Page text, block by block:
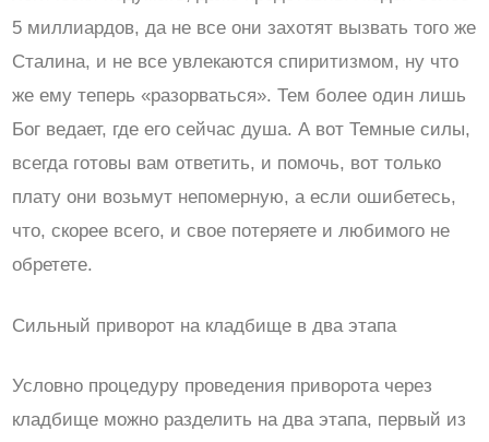
5 миллиардов, да не все они захотят вызвать того же
Сталина, и не все увлекаются спиритизмом, ну что
же ему теперь «разорваться». Тем более один лишь
Бог ведает, где его сейчас душа. А вот Темные силы,
всегда готовы вам ответить, и помочь, вот только
плату они возьмут непомерную, а если ошибетесь,
что, скорее всего, и свое потеряете и любимого не
обретете.
Сильный приворот на кладбище в два этапа
Условно процедуру проведения приворота через
кладбище можно разделить на два этапа, первый из